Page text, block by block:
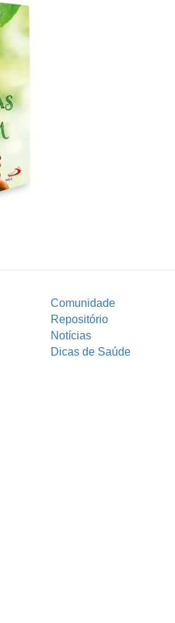
Comunidade
Repositório
Notícias
Dicas de Saúde